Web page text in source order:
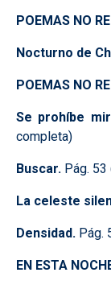
POEMAS NO
Nocturno de
POEMAS NO
Se prohíbe
completa)
Buscar. Pág.
La celeste
Densidad. Pág.
EN ESTA